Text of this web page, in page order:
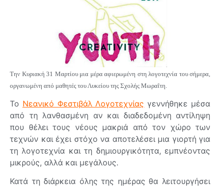
Την Κυριακή 31 Μαρτίου μια μέρα αφιερωμένη στη λογοτεχνία του σήμερα,
οργανωμένη από μαθητές του Λυκείου της Σχολής Μωραΐτη.
Το Νεανικό Φεστιβάλ Λογοτεχνίας γεννήθηκε μέσα
από τη λανθασμένη αν και διαδεδομένη αντίληψη
που θέλει τους νέους μακριά από τον χώρο των
τεχνών και έχει στόχο να αποτελέσει μια γιορτή για
τη λογοτεχνία και τη δημιουργικότητα, εμπνέοντας
μικρούς, αλλά και μεγάλους.
Κατά τη διάρκεια όλης της ημέρας θα λειτουργήσει